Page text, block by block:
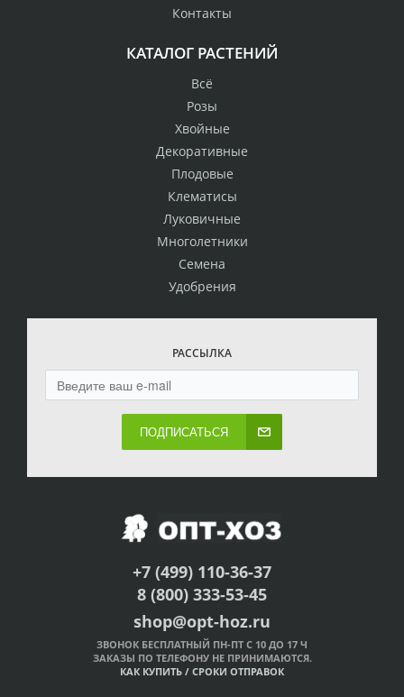
Контакты
КАТАЛОГ РАСТЕНИЙ
Всё
Розы
Хвойные
Декоративные
Плодовые
Клематисы
Луковичные
Многолетники
Семена
Удобрения
РАССЫЛКА
ПОДПИСАТЬСЯ
+7 (499) 110-36-37
8 (800) 333-53-45
shop@opt-hoz.ru
ЗВОНОК БЕСПЛАТНЫЙ ПН-ПТ С 10 ДО 17 Ч
ЗАКАЗЫ ПО ТЕЛЕФОНУ НЕ ПРИНИМАЮТСЯ.
КАК КУПИТЬ / СРОКИ ОТПРАВОК